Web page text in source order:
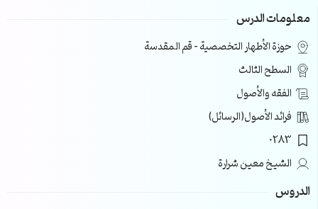
معلومات الدرس
حوزة الأطهار التخصصية – قم المقدسة
السطح الثالث
الفقه والأصول
فرائد الأصول(الرسائل)
0283
الشيخ معين شرارة
الدروس